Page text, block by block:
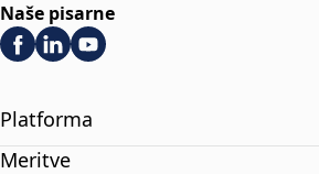
Naše pisarne
Platforma
Meritve